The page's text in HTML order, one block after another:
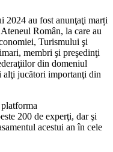
2024 au fost anunţaţi marți
Român, la care au
Turismului şi
membri şi preşedinţi
din domeniul
jucători importanţi din
200 de experţi, dar şi
acestui an în cele